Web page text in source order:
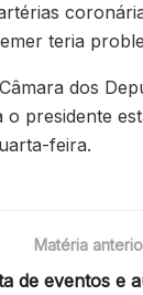
teria
dos
presidente
feira.
Matéria
de eventos e